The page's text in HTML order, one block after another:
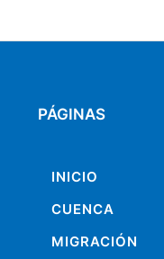
PÁGINAS
INICIO
CUENCA
MIGRACIÓN